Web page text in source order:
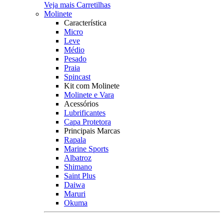
Veja mais Carretilhas
Molinete
Característica
Micro
Leve
Médio
Pesado
Praia
Spincast
Kit com Molinete
Molinete e Vara
Acessórios
Lubrificantes
Capa Protetora
Principais Marcas
Rapala
Marine Sports
Albatroz
Shimano
Saint Plus
Daiwa
Maruri
Okuma